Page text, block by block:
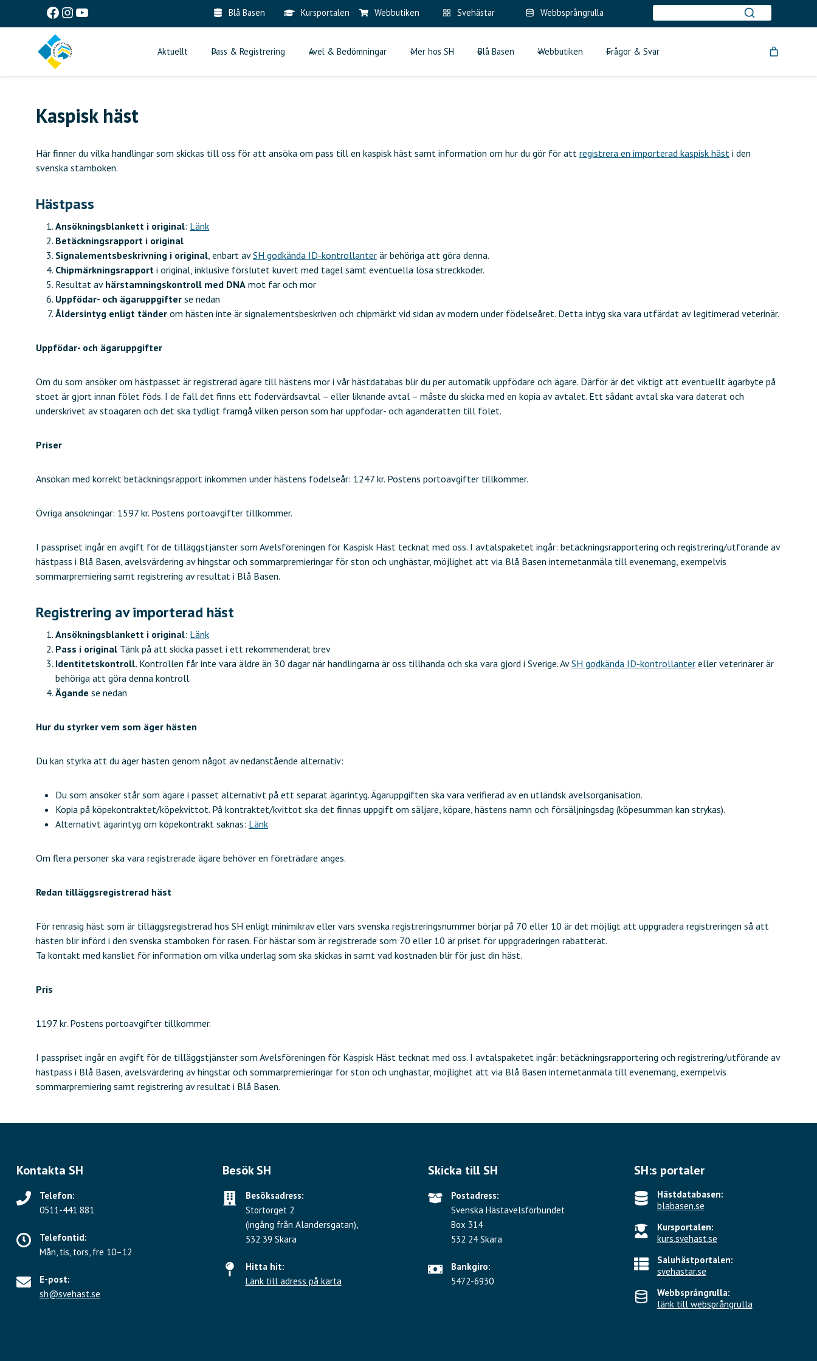
Facebook
Instagram
YouTube Blå Basen Kursportalen Webbutiken Svehästar Webbsprångrulla
Aktuellt Pass & Registrering Avel & Bedömningar Mer hos SH Blå Basen Webbutiken Frågor & Svar
Kaspisk häst
Här finner du vilka handlingar som skickas till oss för att ansöka om pass till en kaspisk häst samt information om hur du gör för att registrera en importerad kaspisk häst i den
svenska stamboken.
Hästpass
Ansökningsblankett i original: Länk
Betäckningsrapport i original
Signalementsbeskrivning i original, enbart avSH godkända ID-kontrollanter är behöriga att göra denna.
Chipmärkningsrapport i original, inklusive förslutet kuvert med tagel samt eventuella lösa streckkoder.
Resultat av härstamningskontroll med DNA mot far och mor
Uppfödar- och ägaruppgifter se nedan
Åldersintyg enligt tänder om hästen inte är signalementsbeskriven och chipmärkt vid sidan av modern under födelseåret. Detta intyg ska vara utfärdat av legitimerad veterinär.
Uppfödar- och ägaruppgifter
Om du som ansöker om hästpasset är registrerad ägare till hästens mor i vår hästdatabas blir du per automatik uppfödare och ägare. Därför är det viktigt att eventuellt ägarbyte på
stoet är gjort innan fölet föds. I de fall det finns ett fodervärdsavtal – eller liknande avtal – måste du skicka med en kopia av avtalet. Ett sådant avtal ska vara daterat och
underskrivet av stoägaren och det ska tydligt framgå vilken person som har uppfödar- och äganderätten till fölet.
Priser
Ansökan med korrekt betäckningsrapport inkommen under hästens födelseår: 1247 kr. Postens portoavgifter tillkommer.
Övriga ansökningar: 1597 kr. Postens portoavgifter tillkommer.
I passpriset ingår en avgift för de tilläggstjänster som Avelsföreningen för Kaspisk Häst tecknat med oss. I avtalspaketet ingår: betäckningsrapportering och registrering/utförande av
hästpass i Blå Basen, avelsvärdering av hingstar och sommarpremieringar för ston och unghästar, möjlighet att via Blå Basen internetanmäla till evenemang, exempelvis
sommarpremiering samt registrering av resultat i Blå Basen.
Registrering av importerad häst
Ansökningsblankett i original: Länk
Pass i original Tänk på att skicka passet i ett rekommenderat brev
Identitetskontroll. Kontrollen får inte vara äldre än 30 dagar när handlingarna är oss tillhanda och ska vara gjord i Sverige. AvSH godkända ID-kontrollanter eller veterinärer är
behöriga att göra denna kontroll.
Ägande se nedan
Hur du styrker vem som äger hästen
Du kan styrka att du äger hästen genom något av nedanstående alternativ:
Du som ansöker står som ägare i passet alternativt på ett separat ägarintyg. Ägaruppgiften ska vara verifierad av en utländsk avelsorganisation.
Kopia på köpekontraktet/köpekvittot. På kontraktet/kvittot ska det finnas uppgift om säljare, köpare, hästens namn och försäljningsdag (köpesumman kan strykas).
Alternativt ägarintyg om köpekontrakt saknas: Länk
Om flera personer ska vara registrerade ägare behöver en företrädare anges.
Redan tilläggsregistrerad häst
För renrasig häst som är tilläggsregistrerad hos SH enligt minimikrav eller vars svenska registreringsnummer börjar på 70 eller 10 är det möjligt att uppgradera registreringen så att
hästen blir införd i den svenska stamboken för rasen. För hästar som är registrerade som 70 eller 10 är priset för uppgraderingen rabatterat.
Ta kontakt med kansliet för information om vilka underlag som ska skickas in samt vad kostnaden blir för just din häst.
Pris
1197 kr. Postens portoavgifter tillkommer.
I passpriset ingår en avgift för de tilläggstjänster som Avelsföreningen för Kaspisk Häst tecknat med oss. I avtalspaketet ingår: betäckningsrapportering och registrering/utförande av
hästpass i Blå Basen, avelsvärdering av hingstar och sommarpremieringar för ston och unghästar, möjlighet att via Blå Basen internetanmäla till evenemang, exempelvis
sommarpremiering samt registrering av resultat i Blå Basen.
Kontakta SH
Telefon:
0511-441 881
Telefontid:
Mån, tis, tors, fre 10–12
E-post:
sh@svehast.se
Besök SH
Besöksadress:
Stortorget 2
(ingång från Alandersgatan),
532 39 Skara
Hitta hit:
Länk till adress på karta
Skicka till SH
Postadress:
Svenska Hästavelsförbundet
Box 314
532 24 Skara
Bankgiro:
5472-6930
SH:s portaler
Hästdatabasen:
blabasen.se
Kursportalen:
kurs.svehast.se
Saluhästportalen:
svehastar.se
Webbsprångrulla:
länk till websprångrulla